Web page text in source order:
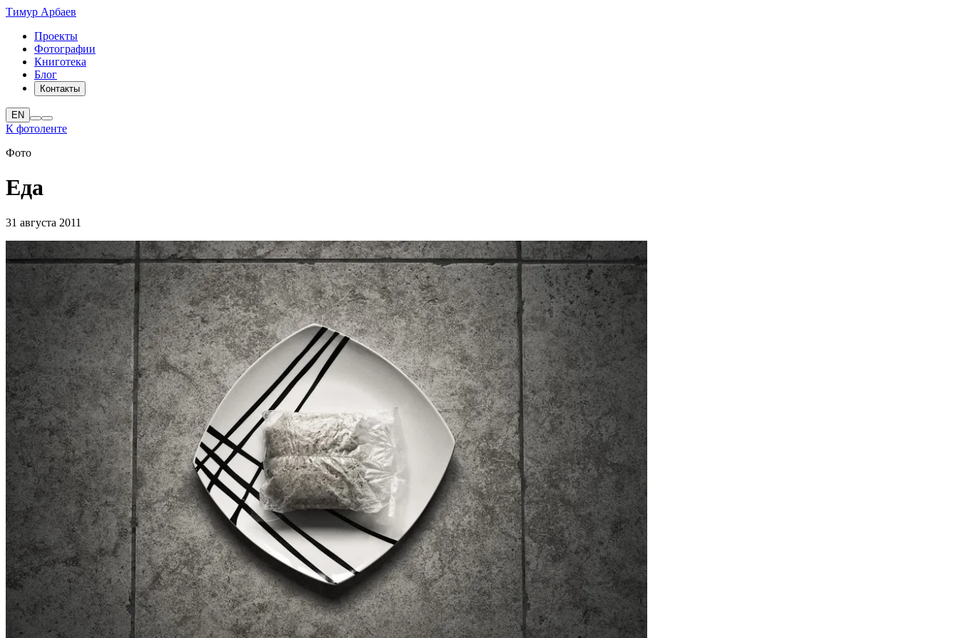
Тимур Арбаев
Проекты
Фотографии
Книготека
Блог
Контакты
EN
К фотоленте
Фото
Еда
31 августа 2011